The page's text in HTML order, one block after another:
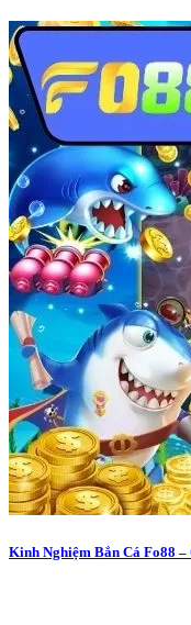
Kinh Nghiệm Bắn Cá Fo88